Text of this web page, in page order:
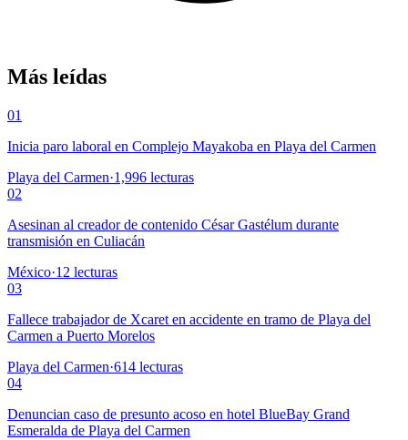
Más leídas
01
Inicia paro laboral en Complejo Mayakoba en Playa del Carmen
Playa del Carmen·1,996 lecturas
02
Asesinan al creador de contenido César Gastélum durante
transmisión en Culiacán
México·12 lecturas
03
Fallece trabajador de Xcaret en accidente en tramo de Playa del
Carmen a Puerto Morelos
Playa del Carmen·614 lecturas
04
Denuncian caso de presunto acoso en hotel BlueBay Grand
Esmeralda de Playa del Carmen